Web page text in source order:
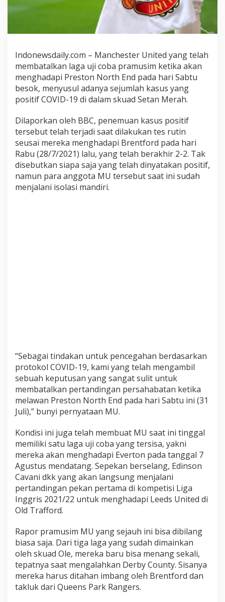
a
k
a
n
L
a
g
U
j
i
C
o
b
a
t
E
n
d
Indonewsdaily.com – Manchester United yang telah
membatalkan laga uji coba pramusim ketika akan
menghadapi Preston North End pada hari Sabtu
besok, menyusul adanya sejumlah kasus yang
positif COVID-19 di dalam skuad Setan Merah.
Dilaporkan oleh BBC, penemuan kasus positif
tersebut telah terjadi saat dilakukan tes rutin
seusai mereka menghadapi Brentford pada hari
Rabu (28/7/2021) lalu, yang telah berakhir 2-2. Tak
disebutkan siapa saja yang telah dinyatakan positif,
namun para anggota MU tersebut saat ini sudah
menjalani isolasi mandiri.
“Sebagai tindakan untuk pencegahan berdasarkan
protokol COVID-19, kami yang telah mengambil
sebuah keputusan yang sangat sulit untuk
membatalkan pertandingan persahabatan ketika
melawan Preston North End pada hari Sabtu ini (31
Juli),” bunyi pernyataan MU.
Kondisi ini juga telah membuat MU saat ini tinggal
memiliki satu laga uji coba yang tersisa, yakni
mereka akan menghadapi Everton pada tanggal 7
Agustus mendatang. Sepekan berselang, Edinson
Cavani dkk yang akan langsung menjalani
pertandingan pekan pertama di kompetisi Liga
Inggris 2021/22 untuk menghadapi Leeds United di
Old Trafford.
Rapor pramusim MU yang sejauh ini bisa dibilang
biasa saja. Dari tiga laga yang sudah dimainkan
oleh skuad Ole, mereka baru bisa menang sekali,
tepatnya saat mengalahkan Derby County. Sisanya
mereka harus ditahan imbang oleh Brentford dan
takluk dari Queens Park Rangers.